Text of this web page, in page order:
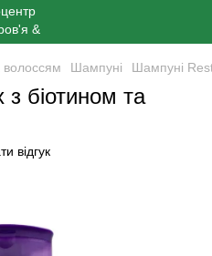
волоссям Шампуні Шампуні
біотином та
відгук